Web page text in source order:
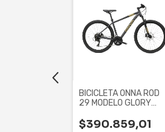
BICICLETA ONNA ROD
29 MODELO GLORY
ALUM
$390.859,01